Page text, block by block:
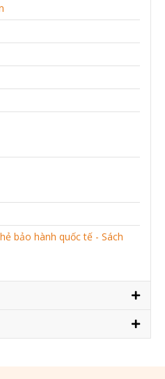
bảo hành quốc tế - Sách